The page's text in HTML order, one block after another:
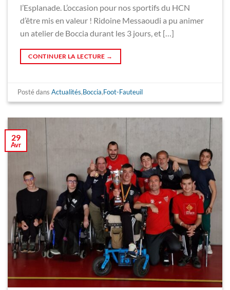
l’Esplanade. L’occasion pour nos sportifs du HCN
d’être mis en valeur ! Ridoine Messaoudi a pu animer
un atelier de Boccia durant les 3 jours, et […]
CONTINUER LA LECTURE →
Posté dansActualités,Boccia,Foot-Fauteuil
29
Avr